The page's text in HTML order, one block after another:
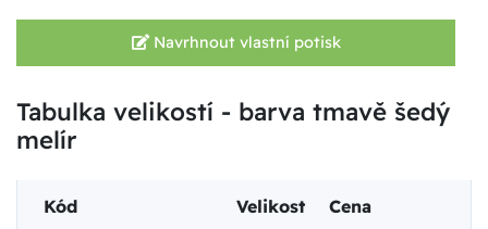
Navrhnout vlastní potisk
Tabulka velikostí - barva tmavě šedý
melír
Kód Velikost
Cena